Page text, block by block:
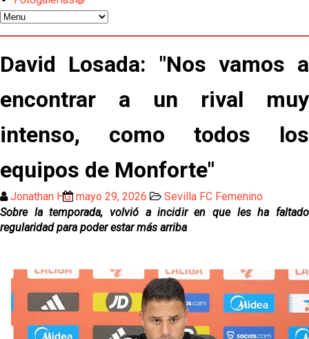
Djibril Sow pone rumbo a Italia para firmar su nuevo
contrato con el Genoa
Kochorashvili, seria opción para reforzar el centro
del campo sevillista
Sow muy cerca de cerrar su traspaso al Genoa
Oso es el siguiente en la lista para salir
El Sevilla FC oficializa la cesión de Rafa Mir al Aris
de Salónica
Juanlu se marcha traspasado al Bournemouth
Emery quiere pescar en el Atleti , el Villareal ya
tiene nuevo portero y el Getafe mueve ficha... Las
últimas novedades del mercado de La Liga
Vargas y Sow se incorporan al grupo en la sesión
del martes
David Losada: "Nos vamos a
encontrar a un rival muy
intenso, como todos los
equipos de Monforte"
Jonathan HG mayo 29, 2026
Sevilla FC Femenino
Sobre la temporada, volvió a incidir en que les ha faltado
regularidad para poder estar más arriba